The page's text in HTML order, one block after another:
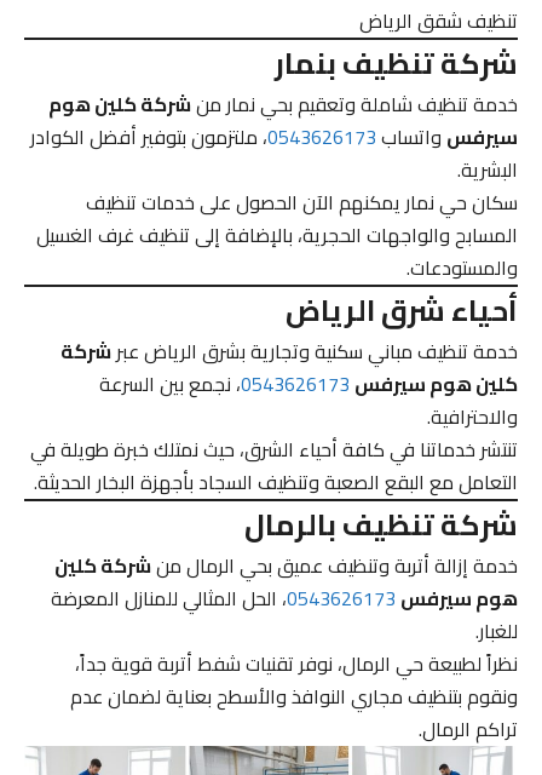
تنظيف شقق الرياض
شركة تنظيف بنمار
خدمة تنظيف شاملة وتعقيم بحي نمار منشركة كلين هوم
سيرفسواتساب0543626173، ملتزمون بتوفير أفضل الكوادر
البشرية.
سكان حي نمار يمكنهم الآن الحصول على خدمات تنظيف
المسابح والواجهات الحجرية، بالإضافة إلى تنظيف غرف الغسيل
والمستودعات.
أحياء شرق الرياض
خدمة تنظيف مباني سكنية وتجارية بشرق الرياض عبرشركة
كلين هوم سيرفس0543626173، نجمع بين السرعة
والاحترافية.
تنتشر خدماتنا في كافة أحياء الشرق، حيث نمتلك خبرة طويلة في
التعامل مع البقع الصعبة وتنظيف السجاد بأجهزة البخار الحديثة.
شركة تنظيف بالرمال
خدمة إزالة أتربة وتنظيف عميق بحي الرمال منشركة كلين
هوم سيرفس0543626173، الحل المثالي للمنازل المعرضة
للغبار.
نظراً لطبيعة حي الرمال، نوفر تقنيات شفط أتربة قوية جداً،
ونقوم بتنظيف مجاري النوافذ والأسطح بعناية لضمان عدم
تراكم الرمال.